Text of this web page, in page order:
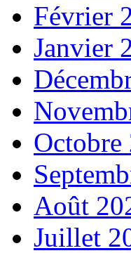
Février
Janvier
Octobre
Août
Juillet